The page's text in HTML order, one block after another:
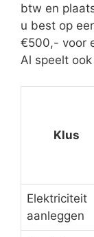
btw en
u best op
€500,- voor
Al speelt
Klus
Elektriciteit
aanleggen